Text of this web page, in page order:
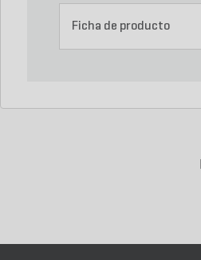
Ficha de producto